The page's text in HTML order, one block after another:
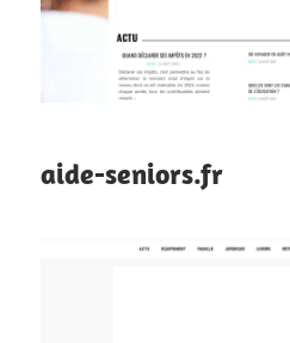
aide-seniors.fr